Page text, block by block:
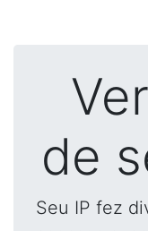
de
Seu IP fez